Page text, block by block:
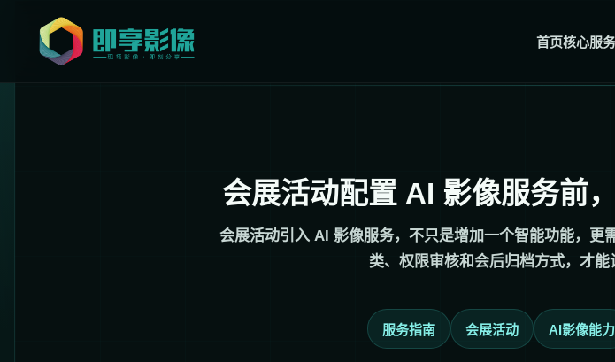
首页核心服
会展活动配置 AI 影像服务前
会展活动引入 AI 影像服务，不只是增加一个智能功能，
类、权限审核和会后归档方式，才能
服务指南 会展活动 AI影像能力